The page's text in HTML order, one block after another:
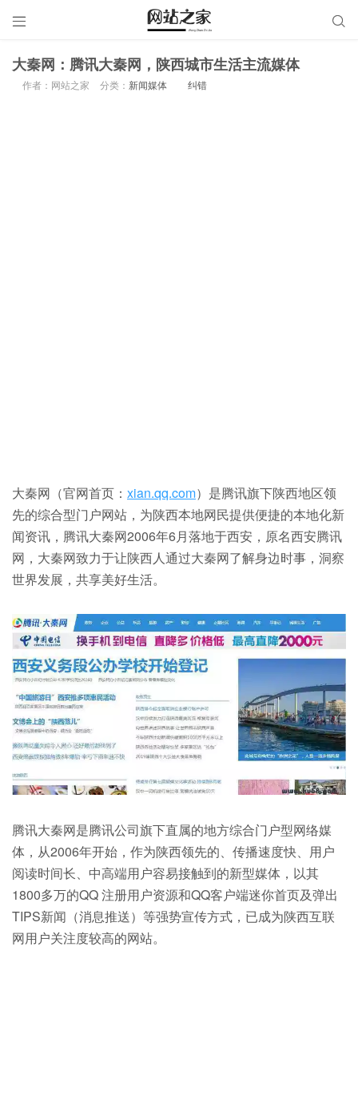
 
大秦网：腾讯大秦网，陕西城市生活主流媒体
作者：网站之家 分类： 新闻媒体 纠错
大秦网（官网首页： xian.qq.com）是腾讯旗下陕西地区领
先的综合型门户网站，为陕西本地网民提供便捷的本地化新
闻资讯，腾讯大秦网2006年6月落地于西安，原名西安腾讯
网，大秦网致力于让陕西人通过大秦网了解身边时事，洞察
世界发展，共享美好生活。
腾讯大秦网是腾讯公司旗下直属的地方综合门户型网络媒
体，从2006年开始，作为陕西领先的、传播速度快、用户
阅读时间长、中高端用户容易接触到的新型媒体，以其
1800多万的QQ 注册用户资源和QQ客户端迷你首页及弹出
TIPS新闻（消息推送）等强势宣传方式，已成为陕西互联
网用户关注度较高的网站。